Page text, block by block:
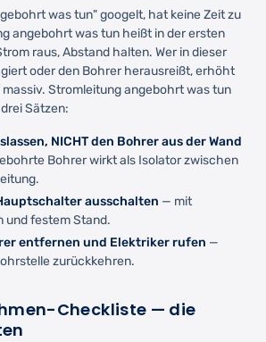
was tun" googelt, hat keine Zeit zu
angebohrt was tun heißt in der ersten
raus, Abstand halten. Wer in dieser
oder den Bohrer herausreißt, erhöht
Stromleitung angebohrt was tun
Sätzen:
NICHT den Bohrer aus der Wand
Bohrer wirkt als Isolator zwischen
ausschalten — mit
und festem Stand.
entfernen und Elektriker rufen —
zurückkehren.
Checkliste — die